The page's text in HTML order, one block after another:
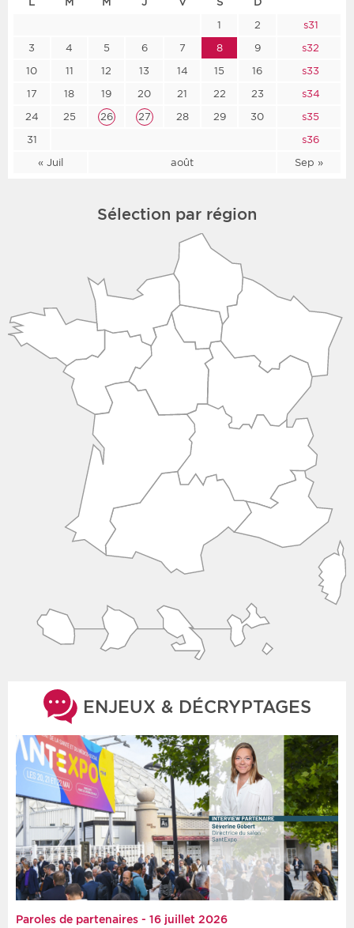
« Juil août Sep »
1 2
s31
3
4 5 6 7 8 9
s32
10
11 12 13 14 15 16
s33
17
18 19 20 21 22 23
s34
24
25 26 27 28 29 30
s35
31
s36
Sélection par région
ENJEUX & DÉCRYPTAGES
Paroles de partenaires - 16 juillet 2026